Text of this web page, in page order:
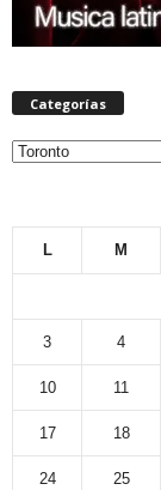
Categorías
Categorías
L M
3 4
10 11
17 18
24 25